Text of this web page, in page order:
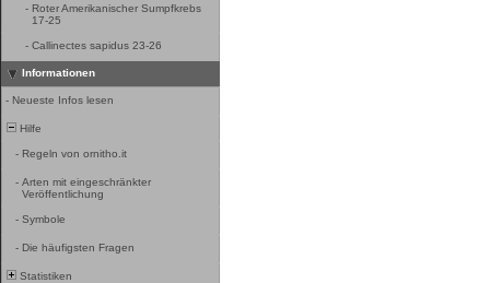
- Roter Amerikanischer Sumpfkrebs
17-25
- Callinectes sapidus 23-26
Informationen
- Neueste Infos lesen
Hilfe
- Regeln von ornitho.it
- Arten mit eingeschränkter
Veröffentlichung
- Symbole
- Die häufigsten Fragen
Statistiken